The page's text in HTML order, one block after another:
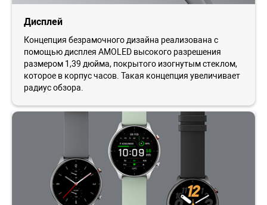
Дисплей
Концепция безрамочного дизайна реализована с
помощью дисплея AMOLED высокого разрешения
размером 1,39 дюйма, покрытого изогнутым стеклом,
которое в корпус часов. Такая концепция увеличивает
радиус обзора.